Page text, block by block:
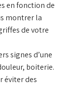
en fonction de
montrer la
de votre
signes d’une
boiterie.
éviter des